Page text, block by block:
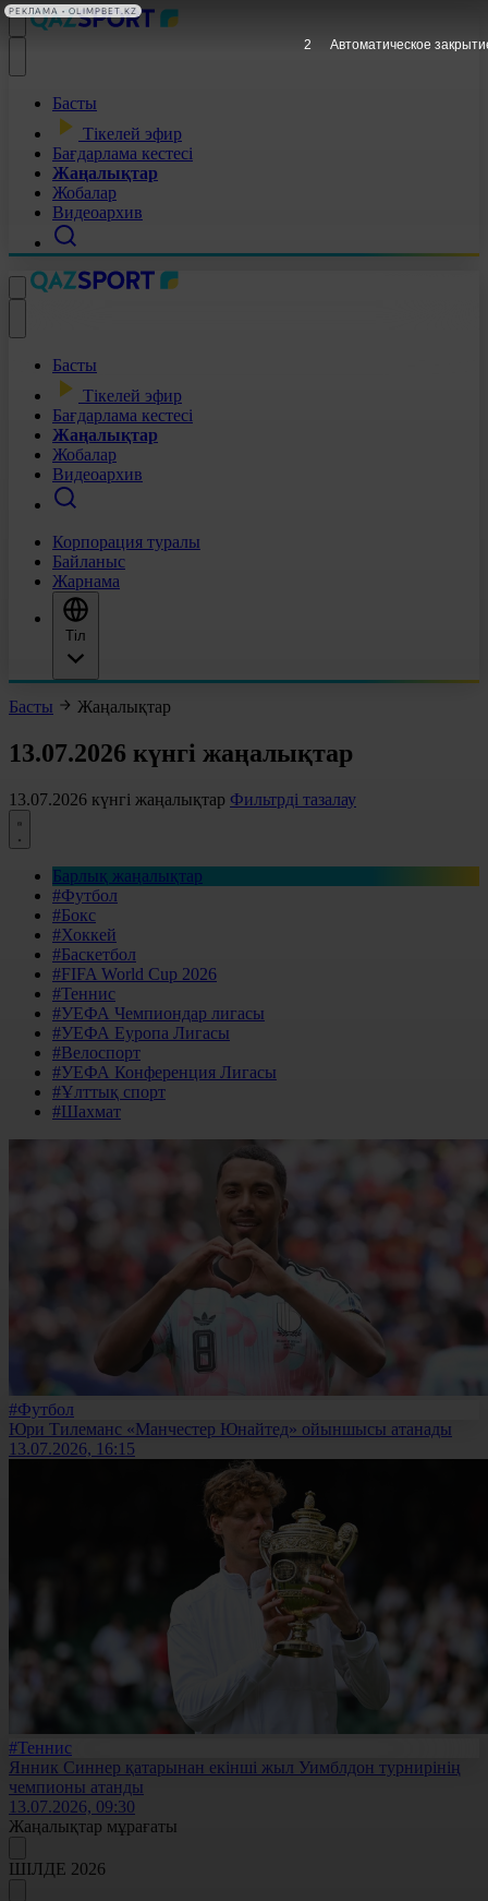
Басты
Тікелей эфир
Бағдарлама кестесі
Жаңалықтар
Жобалар
Видеоархив
Басты
Тікелей эфир
Бағдарлама кестесі
Жаңалықтар
Жобалар
Видеоархив
Корпорация туралы
Байланыс
Жарнама
Тіл
Басты Жаңалықтар
13.07.2026 күнгі жаңалықтар
13.07.2026 күнгі жаңалықтар Фильтрді тазалау
Барлық жаңалықтар
#Футбол
#Бокс
#Хоккей
#Баскетбол
#FIFA World Cup 2026
#Теннис
#УЕФА Чемпиондар лигасы
#УЕФА Еуропа Лигасы
#Велоспорт
#УЕФА Конференция Лигасы
#Ұлттық спорт
#Шахмат
#Футбол
Юри Тилеманс «Манчестер Юнайтед» ойыншысы атанады
13.07.2026, 16:15
#Теннис
Янник Синнер қатарынан екінші жыл Уимблдон турнирінің
чемпионы атанды
13.07.2026, 09:30
Жаңалықтар мұрағаты
ШІЛДЕ 2026
1 Автоматическое
РЕКЛАМА • OLIMPBET.KZ